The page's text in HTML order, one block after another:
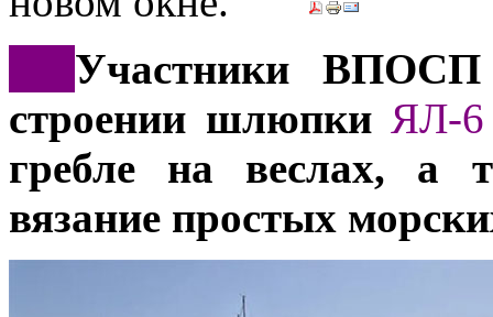
Участники
строении шлюпкиЯЛ-6
гребле на веслах, а
вязание простых